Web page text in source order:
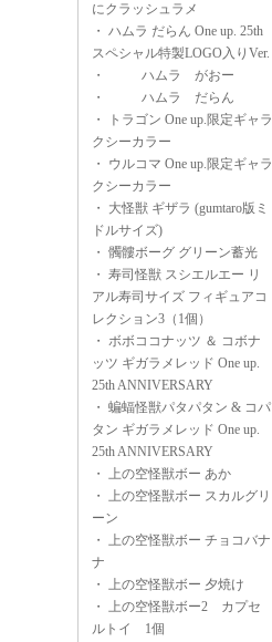
にクラッシュラメ
・ ハムラ だらん One up. 25th
スペシャル特製LOGO入りVer.
・
ハムラ がおー
・
ハムラ だらん
・
トラゴン One up.限定ギャラ
クシーカラー
・ ウルコマ One up.限定ギャラ
クシーカラー
・ 大怪獣 ギザラ (gumtaro版ミ
ドルサイズ)
・ 髑髏ボーグ グリーン蓄光
・ 寿司怪獣 スシエルエー リ
アル寿司サイズ フィギュアコ
レクション3（1個）
・ ボボココナッツ ＆ コボナ
ッツ ギガラメレッド One up.
25th ANNIVERSARY
・ 蝙蝠怪獣パタパタン & コパ
タン ギガラメレッド One up.
25th ANNIVERSARY
・ 上の空怪獣ボー あか
・ 上の空怪獣ボー スカルグリ
ーン
・ 上の空怪獣ボー チョコバナ
ナ
・ 上の空怪獣ボー 夕焼け
・ 上の空怪獣ボー2 カプセ
ルトイ 1個